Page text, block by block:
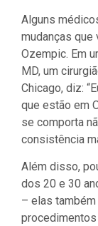
Alguns
mudanças que
Ozempic. Em
MD, um
Chicago, diz:
que estão em
se comporta
consistência
Além disso,
dos 20 e 30
– elas